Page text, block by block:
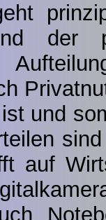
der
und
auf